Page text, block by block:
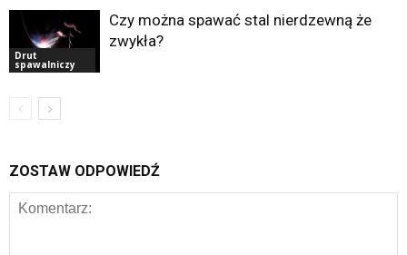
Drut
spawalniczy
Czy można spawać stal nierdzewną że
zwykła?
ZOSTAW ODPOWIEDŹ